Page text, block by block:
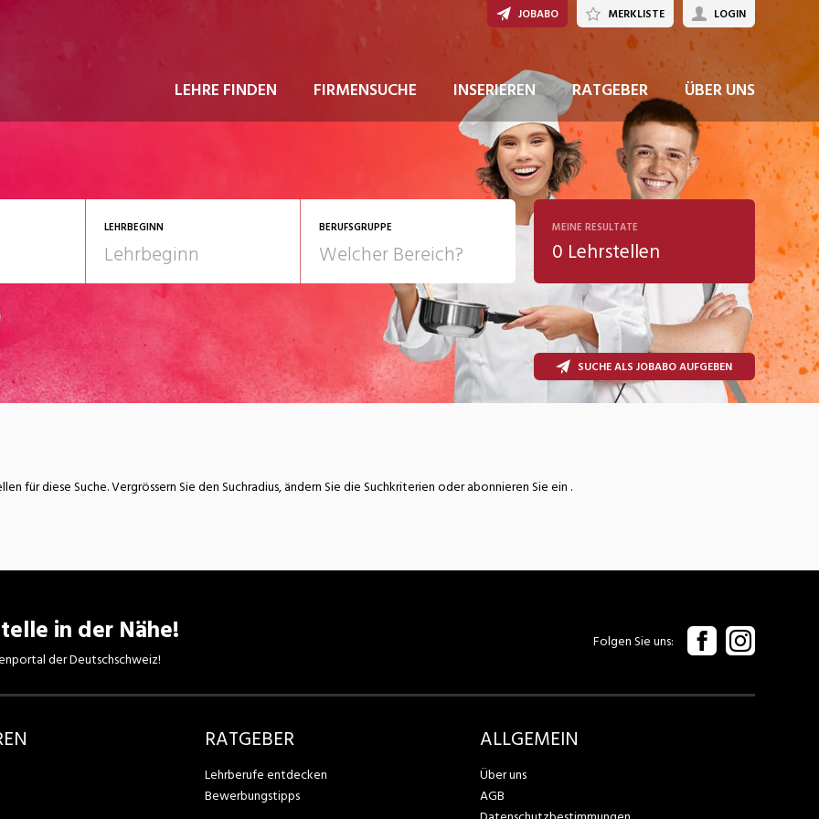
LEHRE FINDEN FIRMENSUCHE INSERIEREN RATGEBER ÜBER UNS
JOBABO MERKLISTE LOGIN
LEHRBEGINN BERUFSGRUPPE
Gesundheit/Pflege/Soziales
Telco
Kultur
MEINE RESULTATE
0 Lehrstellen
SUCHE ALS JOBABO AUFGEBEN
für diese Suche. Vergrössern Sie den Suchradius, ändern Sie die Suchkriterien oder abonnieren Sie ein .
in der Nähe!
der Deutschschweiz!
Folgen Sie uns
RATGEBER
Lehrberufe entdecken
Bewerbungstipps
ALLGEMEIN
Über uns
AGB